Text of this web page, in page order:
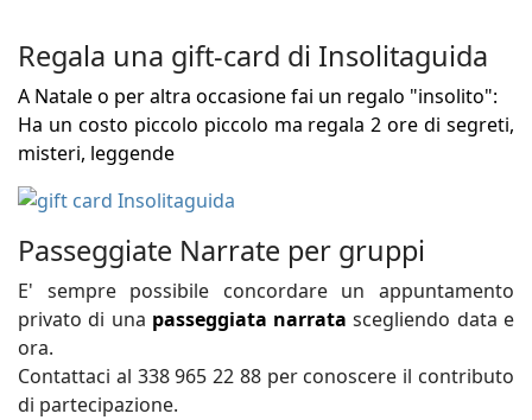
Regala una gift-card di Insolitaguida
A Natale o per altra occasione fai un regalo "insolito":
Ha un costo piccolo piccolo ma regala 2 ore di segreti,
misteri, leggende
Passeggiate Narrate per gruppi
E' sempre possibile concordare un appuntamento
privato di una passeggiata narrata scegliendo data e
ora.
Contattaci al 338 965 22 88 per conoscere il contributo
di partecipazione.